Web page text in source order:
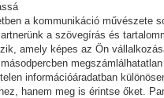
a kommunikáció művészete
a szövegírás és
amely képes az Ön
információáradatban
hanem meg is érintse őket.